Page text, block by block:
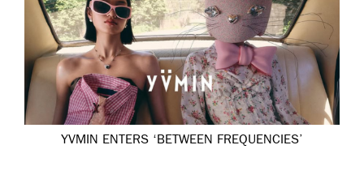
YVMIN ENTERS ‘BETWEEN FREQUENCIES’